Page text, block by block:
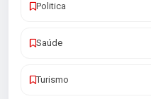
Politica
Saúde
Turismo